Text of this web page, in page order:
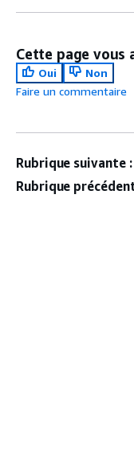
Cette page
Oui
Non
Faire un commentaire
Rubrique suivante :
Rubrique